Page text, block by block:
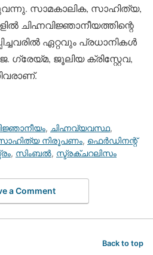
സാമകാലിക, സാഹിത്യ,
ചിഹ്നവിജ്ഞാനീയത്തിന്റെ
ഏറ്റവും പ്രധാനികള്‍
ജൂലിയ ക്രിസ്റ്റേവ,
, ചിഹ്നവ്യവസ്ഥ,
നിരൂപണം, ഫെര്‍ഡിനന്റ്
, സിംബല്‍, സ്ട്രക്ചറലിസം
a Comment
Back to top